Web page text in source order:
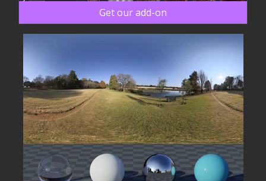
Get our add-on